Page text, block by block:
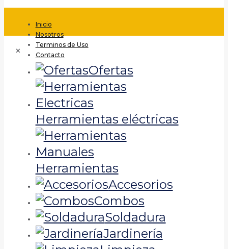
Inicio
Nosotros
Terminos de Uso
Contacto
✕
Ofertas
Herramientas eléctricas
Herramientas
Accesorios
Combos
Soldadura
Jardinería